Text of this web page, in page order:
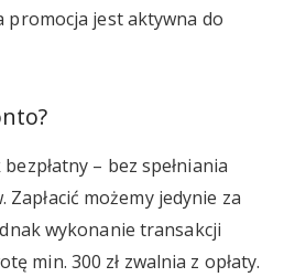
promocja jest aktywna do
– bez spełniania
możemy jedynie za
wykonanie transakcji
min. 300 zł zwalnia z opłaty.